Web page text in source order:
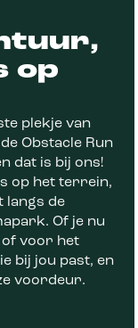
op
plekje van
Obstacle Run
dat is bij ons!
op het terrein,
langs de
Of je nu
of voor het
bij jou past, en
voordeur.